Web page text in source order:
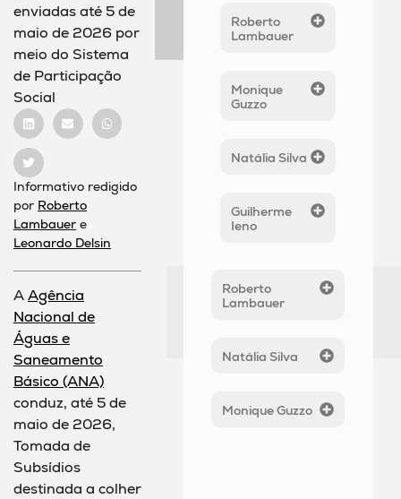
enviadas até 5 de
maio de 2026 por
meio do Sistema
de Participação
Social
Informativo redigido
por Roberto
Lambauer e
Leonardo Delsin
AAgência
Nacional de
Águas e
Saneamento
Básico (ANA)
conduz, até 5 de
maio de 2026,
Tomada de
Subsídios
destinada a colher
Roberto
Lambauer
Monique
Guzzo
Natália Silva
Guilherme
Ieno
Roberto
Lambauer
Natália Silva
Monique Guzzo